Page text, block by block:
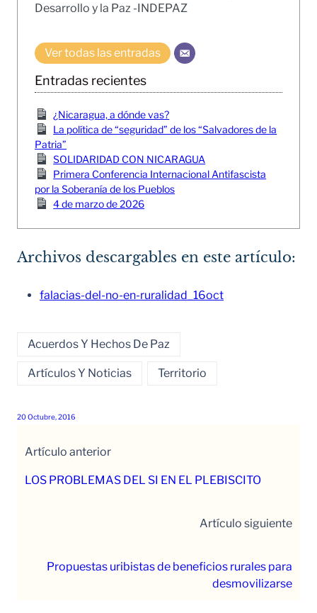
Desarrollo y la Paz -INDEPAZ
Ver todas las entradas
Entradas recientes
¿Nicaragua, a dónde vas?
La política de “seguridad” de los “Salvadores de la
Patria”
SOLIDARIDAD CON NICARAGUA
Primera Conferencia Internacional Antifascista
por la Soberanía de los Pueblos
4 de marzo de 2026
Archivos descargables en este artículo:
falacias-del-no-en-ruralidad_16oct
Acuerdos Y Hechos De Paz
Artículos Y Noticias Territorio
20 Octubre, 2016
Artículo anterior
LOS PROBLEMAS DEL SI EN EL PLEBISCITO
Artículo siguiente
Propuestas uribistas de beneficios rurales para
desmovilizarse